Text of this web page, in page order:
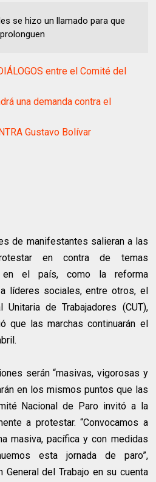
se hizo un llamado para que
entre el Comité del
una demanda contra el
Gustavo Bolívar
de manifestantes salieran a las
en contra de temas
en el país, como la reforma
líderes sociales, entre otros, el
de Trabajadores (CUT),
que las marchas continuarán el
serán “masivas, vigorosas y
en los mismos puntos que las
Nacional de Paro invitó a la
a protestar. “Convocamos a
masiva, pacífica y con medidas
esta jornada de paro”,
General del Trabajo en su cuenta